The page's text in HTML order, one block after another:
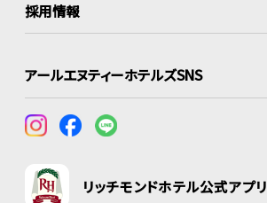
採用情報
アールエヌティーホテルズSNS
リッチモンドホテル公式アプリ